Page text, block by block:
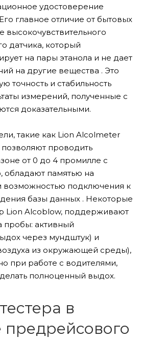
удостоверение
главное отличие от бытовых
высокочувствительного
датчика, который
на пары этанола и не дает
на другие вещества . Это
точность и стабильность
измерений, полученные с
доказательными.
такие как Lion Alcolmeter
позволяют проводить
от 0 до 4 промилле с
обладают памятью на
возможностью подключения к
базы данных . Некоторые
Lion Alcoblow, поддерживают
пробы: активный
через мундштук) и
из окружающей среды),
при работе с водителями,
полноценный выдох.
в
предрейсового